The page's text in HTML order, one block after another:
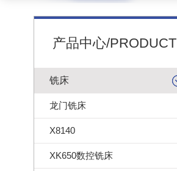
产品中心/PRODUCT
铣床
龙门铣床
X8140
XK650数控铣床